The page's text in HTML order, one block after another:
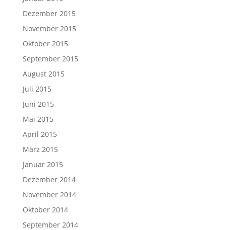
Dezember 2015
November 2015
Oktober 2015
September 2015
August 2015
Juli 2015
Juni 2015
Mai 2015
April 2015
März 2015
Januar 2015
Dezember 2014
November 2014
Oktober 2014
September 2014